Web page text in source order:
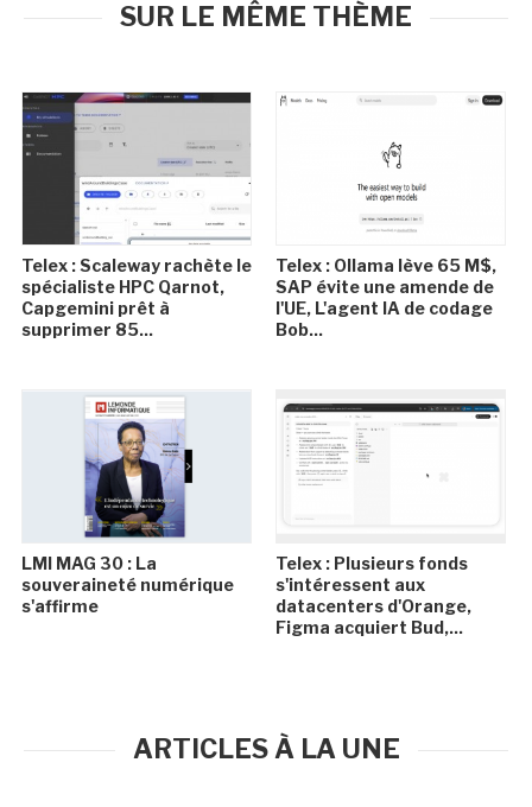
SUR LE MÊME THÈME
Telex : Scaleway rachète le
spécialiste HPC Qarnot,
Capgemini prêt à
supprimer 85...
Telex : Ollama lève 65 M$,
SAP évite une amende de
l'UE, L'agent IA de codage
Bob...
LMI MAG 30 : La
souveraineté numérique
s'affirme
Telex : Plusieurs fonds
s'intéressent aux
datacenters d'Orange,
Figma acquiert Bud,...
ARTICLES À LA UNE